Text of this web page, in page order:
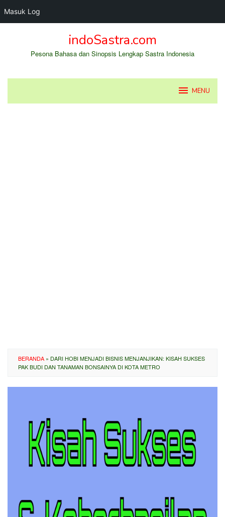
Masuk Log
indoSastra.com
Pesona Bahasa dan Sinopsis Lengkap Sastra Indonesia
MENU
BERANDA » DARI HOBI MENJADI BISNIS MENJANJIKAN: KISAH SUKSES
PAK BUDI DAN TANAMAN BONSAINYA DI KOTA METRO